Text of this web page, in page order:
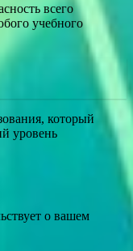
всего
учебного
который
уровень
о вашем